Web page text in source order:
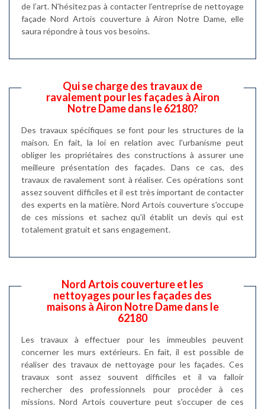
de l’art. N’hésitez pas à contacter l’entreprise de nettoyage
façade Nord Artois couverture à Airon Notre Dame, elle
saura répondre à tous vos besoins.
Qui se charge des travaux de
ravalement pour les façades à Airon
Notre Dame dans le 62180?
Des travaux spécifiques se font pour les structures de la
maison. En fait, la loi en relation avec l'urbanisme peut
obliger les propriétaires des constructions à assurer une
meilleure présentation des façades. Dans ce cas, des
travaux de ravalement sont à réaliser. Ces opérations sont
assez souvent difficiles et il est très important de contacter
des experts en la matière. Nord Artois couverture s'occupe
de ces missions et sachez qu'il établit un devis qui est
totalement gratuit et sans engagement.
Nord Artois couverture et les
nettoyages pour les façades des
maisons à Airon Notre Dame dans le
62180
Les travaux à effectuer pour les immeubles peuvent
concerner les murs extérieurs. En fait, il est possible de
réaliser des travaux de nettoyage pour les façades. Ces
travaux sont assez souvent difficiles et il va falloir
rechercher des professionnels pour procéder à ces
missions. Nord Artois couverture peut s'occuper de ces